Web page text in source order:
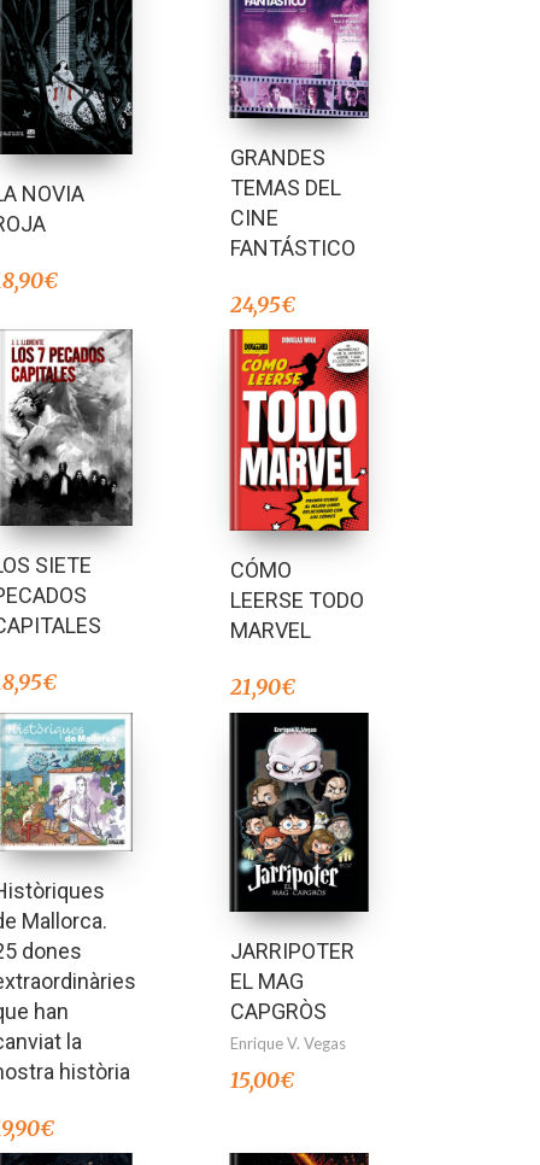
NOVIA
€
GRANDES
TEMAS DEL
CINE
FANTÁSTICO
24,95€
SIETE
€
CÓMO
LEERSE TODO
MARVEL
21,90€
Mallorca.
dones
han
la
història
€
JARRIPOTER
EL MAG
CAPGRÒS
Enrique V. Vegas
15,00€